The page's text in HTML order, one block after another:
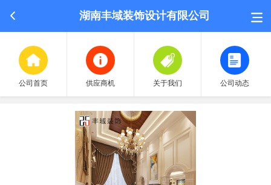
湖南丰域装饰设计有限公司
公司首页 供应商机 关于我们 公司动态